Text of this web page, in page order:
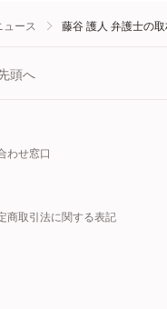
ース 藤谷 護人 弁護士の
頭へ
わせ窓口
商取引法に関する表記